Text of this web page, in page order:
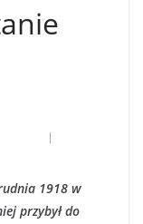
1918 w
przybył do